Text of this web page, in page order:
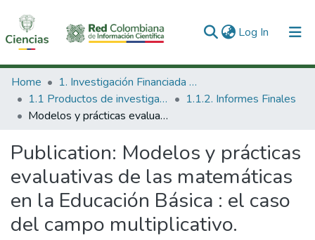
Log In (current)
Communities & Collections
All of DSpace
Home
1. Investigación Financiada con Recursos Públicos
1.1 Productos de investigación
1.1.2. Informes Finales
Modelos y prácticas evaluativas de las matemáticas en la Educación Básica : el caso del campo multiplicativo.
Publication: Modelos y prácticas
evaluativas de las matemáticas
en la Educación Básica : el caso
del campo multiplicativo.